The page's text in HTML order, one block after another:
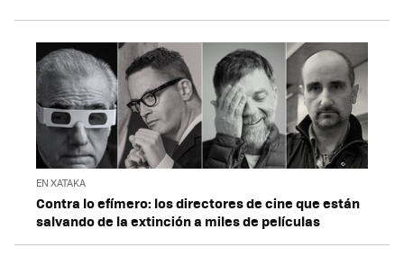
EN XATAKA
Contra lo efímero: los directores de cine que están
salvando de la extinción a miles de películas